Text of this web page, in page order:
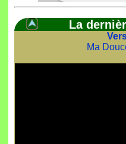
La
Ma